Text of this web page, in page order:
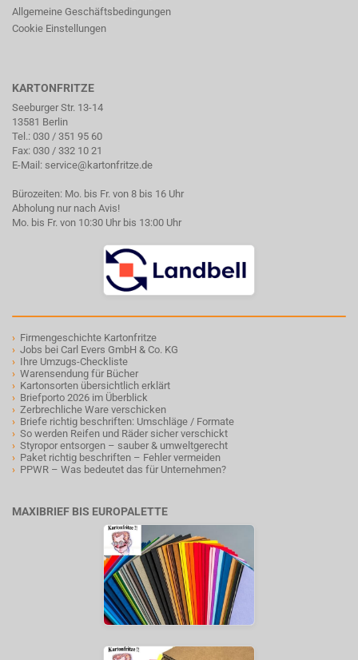
Allgemeine Geschäftsbedingungen
Cookie Einstellungen
KARTONFRITZE
Seeburger Str. 13-14
13581 Berlin
Tel.: 030 / 351 95 60
Fax: 030 / 332 10 21
E-Mail: service@kartonfritze.de
Bürozeiten: Mo. bis Fr. von 8 bis 16 Uhr
Abholung nur nach Avis!
Mo. bis Fr. von 10:30 Uhr bis 13:00 Uhr
› Firmengeschichte Kartonfritze
› Jobs bei Carl Evers GmbH & Co. KG
› Ihre Umzugs-Checkliste
› Warensendung für Bücher
› Kartonsorten übersichtlich erklärt
› Briefporto 2026 im Überblick
› Zerbrechliche Ware verschicken
› Briefe richtig beschriften: Umschläge / Formate
› So werden Reifen und Räder sicher verschickt
› Styropor entsorgen – sauber & umweltgerecht
› Paket richtig beschriften – Fehler vermeiden
› PPWR – Was bedeutet das für Unternehmen?
MAXIBRIEF BIS EUROPALETTE